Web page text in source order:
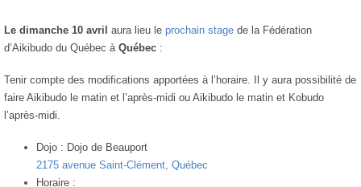
Le dimanche 10 avril aura lieu le prochain stage de la Fédération
d’Aikibudo du Québec à Québec :
Tenir compte des modifications apportées à l’horaire. Il y aura possibilité de
faire Aikibudo le matin et l’après-midi ou Aikibudo le matin et Kobudo
l’après-midi.
Dojo : Dojo de Beauport
2175 avenue Saint-Clément, Québec
Horaire :